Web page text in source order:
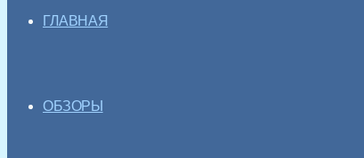
ГЛАВНАЯ
ОБЗОРЫ